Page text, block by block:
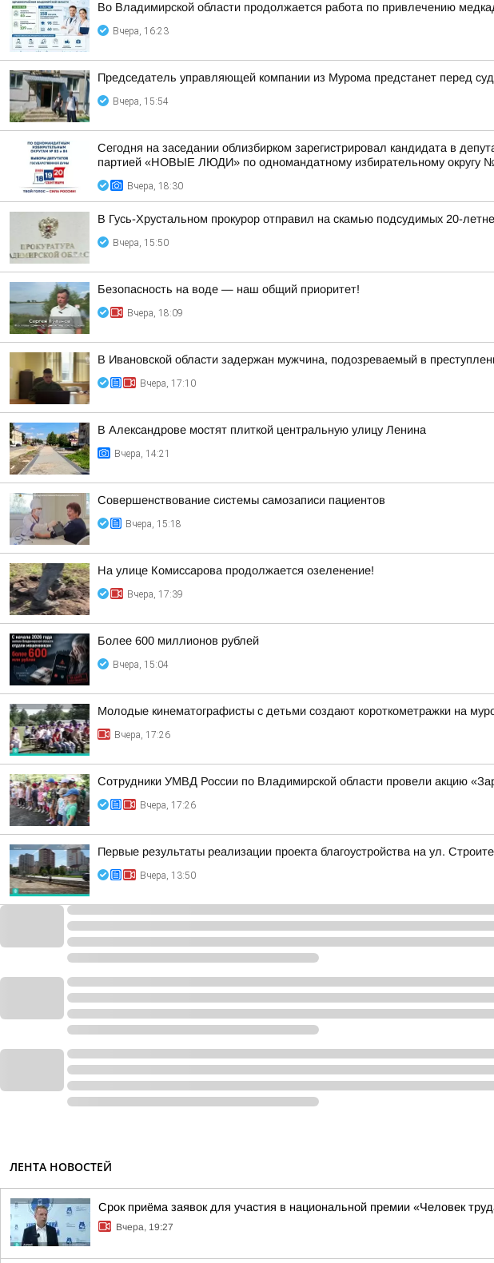
Во Владимирской области продолжается работа по привлечению
Вчера, 16:23
Председатель управляющей компании из Мурома предстанет перед
Вчера, 15:54
Сегодня на заседании облизбирком зарегистрировал кандидата в
партией «НОВЫЕ ЛЮДИ» по одномандатному избирательному округу
Вчера, 18:30
В Гусь-Хрустальном прокурор отправил на скамью подсудимых 20-
Вчера, 15:50
Безопасность на воде — наш общий приоритет!
Вчера, 18:09
В Ивановской области задержан мужчина, подозреваемый в
Вчера, 17:10
В Александрове мостят плиткой центральную улицу Ленина
Вчера, 14:21
Совершенствование системы самозаписи пациентов
Вчера, 15:18
На улице Комиссарова продолжается озеленение!
Вчера, 17:39
Более 600 миллионов рублей
Вчера, 15:04
Молодые кинематографисты с детьми создают короткометражки на
Вчера, 17:26
Сотрудники УМВД России по Владимирской области провели акцию
Вчера, 17:26
Первые результаты реализации проекта благоустройства на ул.
Вчера, 13:50
ЛЕНТА НОВОСТЕЙ
Срок приёма заявок для участия в национальной премии «Человек
Вчера, 19:27